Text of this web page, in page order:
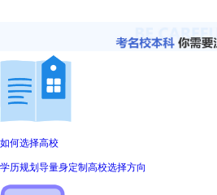
如何选择高校
学历规划导量身定制高校选择方向